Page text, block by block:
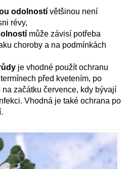
odolností většinou není
révy,
může závisí potřeba
choroby a na podmínkách
je vhodné použít ochranu
před kvetením, po
začátku července, kdy bývají
Vhodná je také ochrana po